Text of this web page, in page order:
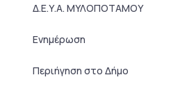
Δ.Ε.Υ.Α. ΜΥΛΟΠΟΤΑΜΟΥ
Ενημέρωση
Περιήγηση στο Δήμο